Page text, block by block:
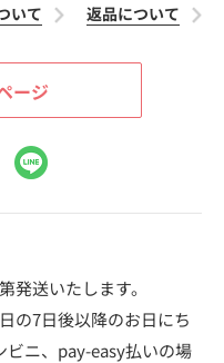
いて 返品について
ージ
発送いたします。
の7日後以降のお日にち
ビニ、pay-easy払いの場